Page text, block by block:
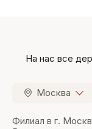
На нас все
Москва
Филиал в г.